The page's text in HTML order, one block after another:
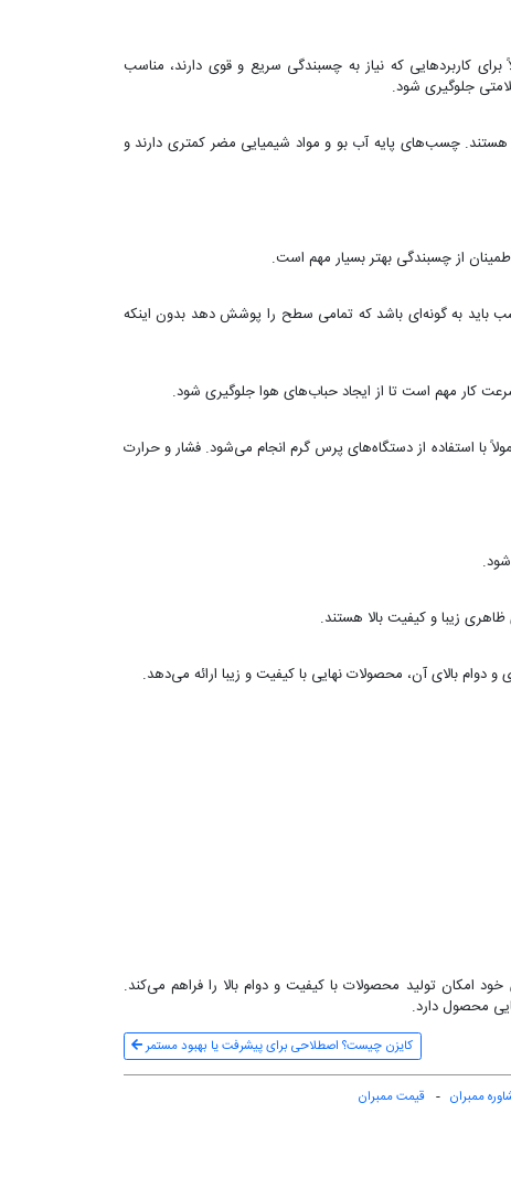
کاربردهایی که نیاز به چسبندگی سریع و قوی دارند، مناسب
جلوگیری شود.
چسب‌های پایه آب بو و مواد شیمیایی مضر کمتری دارند و
از چسبندگی بهتر بسیار مهم است.
به گونه‌ای باشد که تمامی سطح را پوشش دهد بدون اینکه
کار مهم است تا از ایجاد حباب‌های هوا جلوگیری شود.
با استفاده از دستگاه‌های پرس گرم انجام می‌شود. فشار و حرارت
زیبا و کیفیت بالا هستند.
بالای آن، محصولات نهایی با کیفیت و زیبا ارائه می‌دهد.
تولید محصولات با کیفیت و دوام بالا را فراهم می‌کند.
محصول دارد.
کایزن چیست؟ اصطلاحی برای پیشرفت یا بهبود مستمر
ممبران قیمت ممبران